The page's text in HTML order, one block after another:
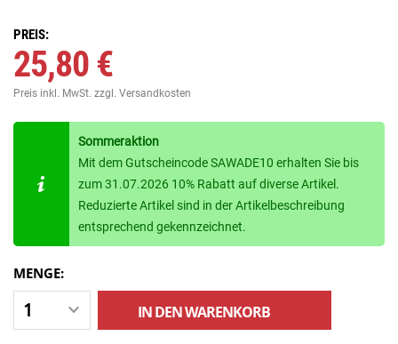
PREIS:
25,80 €
Preis inkl. MwSt. zzgl. Versandkosten
Sommeraktion
Mit dem Gutscheincode SAWADE10 erhalten Sie bis
zum 31.07.2026 10% Rabatt auf diverse Artikel.
Reduzierte Artikel sind in der Artikelbeschreibung
entsprechend gekennzeichnet.
MENGE:
IN DENWARENKORB